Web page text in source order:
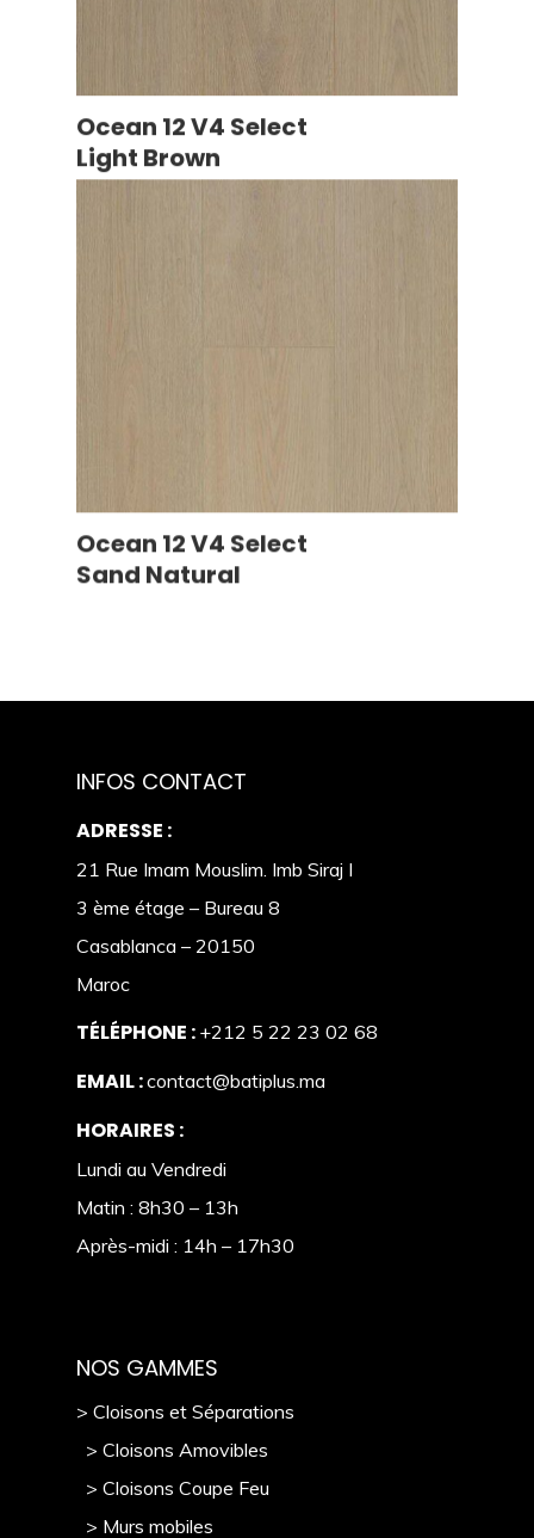
Ocean 12 V4 Select
Light Brown
Ocean 12 V4 Select
Sand Natural
INFOS CONTACT
ADRESSE :
21 Rue Imam Mouslim. Imb Siraj I
3 ème étage – Bureau 8
Casablanca – 20150
Maroc
TÉLÉPHONE : +212 5 22 23 02 68
EMAIL :contact@batiplus.ma
HORAIRES :
Lundi au Vendredi
Matin : 8h30 – 13h
Après-midi : 14h – 17h30
NOS GAMMES
> Cloisons et Séparations
> Cloisons Amovibles
> Cloisons Coupe Feu
> Murs mobiles